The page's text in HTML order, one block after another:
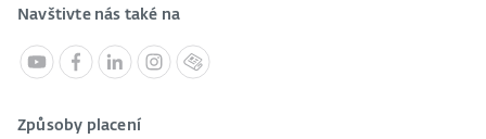
Navštivte nás také na
Způsoby placení